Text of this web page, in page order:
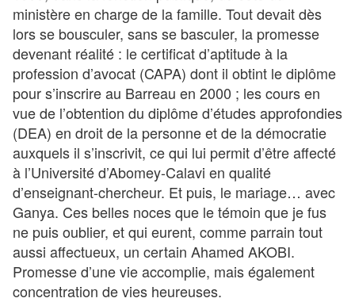
ministère en charge de la famille. Tout devait dès
lors se bousculer, sans se basculer, la promesse
devenant réalité : le certificat d’aptitude à la
profession d’avocat (CAPA) dont il obtint le diplôme
pour s’inscrire au Barreau en 2000 ; les cours en
vue de l’obtention du diplôme d’études approfondies
(DEA) en droit de la personne et de la démocratie
auxquels il s’inscrivit, ce qui lui permit d’être affecté
à l’Université d’Abomey-Calavi en qualité
d’enseignant-chercheur. Et puis, le mariage… avec
Ganya. Ces belles noces que le témoin que je fus
ne puis oublier, et qui eurent, comme parrain tout
aussi affectueux, un certain Ahamed AKOBI.
Promesse d’une vie accomplie, mais également
concentration de vies heureuses.